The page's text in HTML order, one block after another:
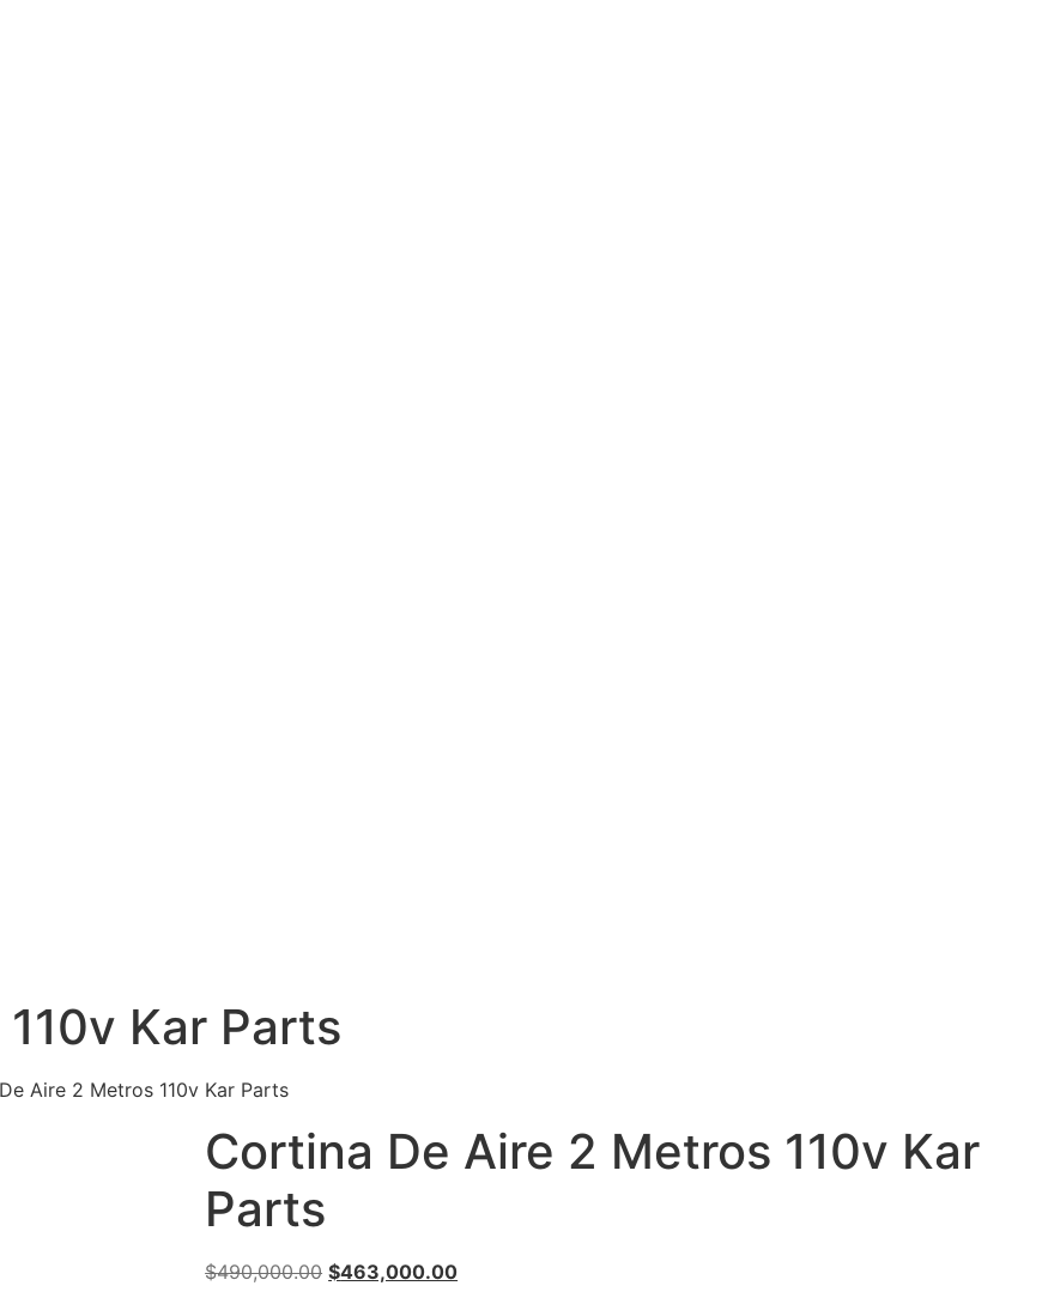
Kar Parts
Aire 2 Metros 110v Kar Parts
Cortina De Aire 2 Metros 110v Kar
Parts
$490,000.00 El
$463,000.00El